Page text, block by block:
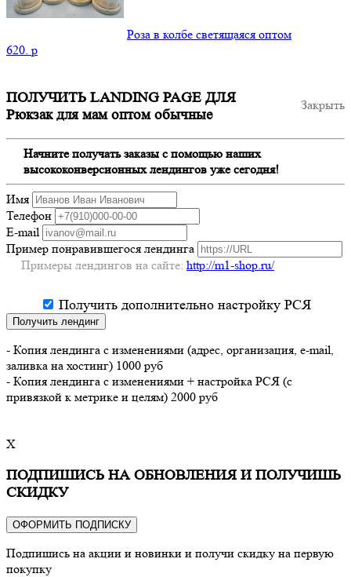
Роза в колбе светящаяся оптом
620. p
Закрыть
ПОЛУЧИТЬ LANDING PAGE ДЛЯ
Рюкзак для мам оптом обычные
Начните получать заказы с помощью наших
высококонверсионных лендингов уже сегодня!
Имя
Телефон
E-mail
Пример понравившегося лендинга
Примеры лендингов на сайте: http://m1-shop.ru/
Получить дополнительно настройку РСЯ
Получить лендинг
- Копия лендинга с изменениями (адрес, организация, e-mail,
заливка на хостинг) 1000 руб
- Копия лендинга с изменениями + настройка РСЯ (с
привязкой к метрике и целям) 2000 руб
X
ПОДПИШИСЬ НА ОБНОВЛЕНИЯ И ПОЛУЧИШЬ
СКИДКУ
ОФОРМИТЬ ПОДПИСКУ
Подпишись на акции и новинки и получи скидку на первую
покупку